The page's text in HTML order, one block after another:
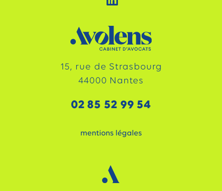
15, rue de Strasbourg
44000 Nantes
02 85 52 99 54
mentions légales